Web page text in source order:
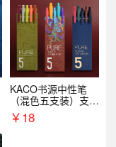
KACO书源中性笔
（混色五支装）支持
logo定制
￥18